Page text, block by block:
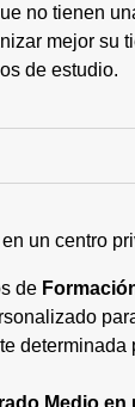
no tienen
mejor
de estudio.
un centro
de
determinada
Medio